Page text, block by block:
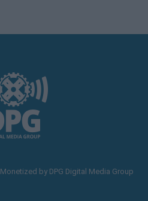
Monetized by DPG Digital Media Group